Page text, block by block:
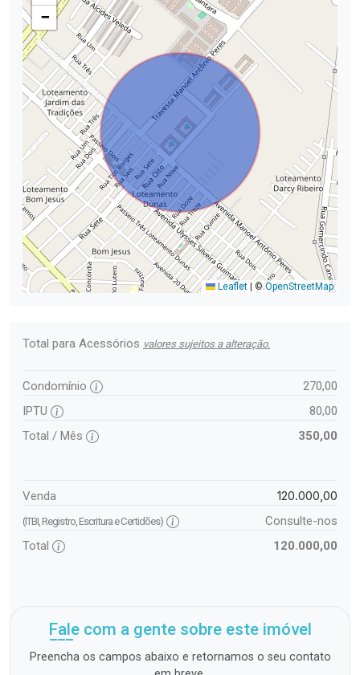
−
Leaflet ©OpenStreetMap
Total para Acessórios valores sujeitos a alteração.
Condomínio
270,00
IPTU
80,00
Total / Mês
350,00
Venda 120.000,00
(ITBI, Registro, Escritura e Certidões)
Consulte-nos
Total
120.000,00
Fale com a gente sobre este imóvel
Preencha os campos abaixo e retornamos o seu contato